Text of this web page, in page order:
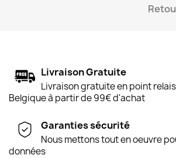
Livraison Gratuite
Livraison gratuite en point
Belgique à partir de 99€ d'achat
Garanties sécurité
Nous mettons tout en oeuvre
données